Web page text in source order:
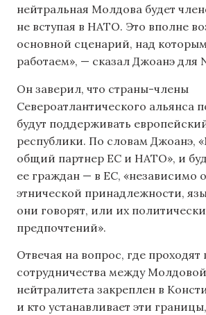
нейтральная Молдова будет
не вступая в НАТО. Это вполне
основной сценарий, над
работаем», — сказал Джоанэ для
Он заверил, что страны-члены
Североатлантического альянса
будут поддерживать
республики. По словам Джоанэ,
общий партнер ЕС и НАТО», и
ее граждан — в ЕС, «независимо
этнической принадлежности,
они говорят, или их
предпочтений».
Отвечая на вопрос, где
сотрудничества между
нейтралитета закреплен в
и кто устанавливает эти